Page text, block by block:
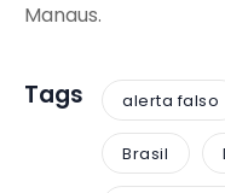
Manaus.
Tags alerta falso
Brasil